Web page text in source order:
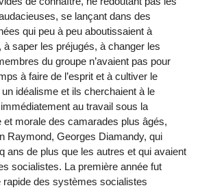
se lançant dans des
qui peu à peu aboutissaient à
saper les préjugés, à changer les
du groupe n’avaient pas pour
à faire de l’esprit et à cultiver le
idéalisme et ils cherchaient à le
au travail sous la
et morale des camarades plus âgés,
Raymond, Georges Diamandy, qui
ans de plus que les autres et qui avaient
socialistes. La première année fut
des systèmes socialistes